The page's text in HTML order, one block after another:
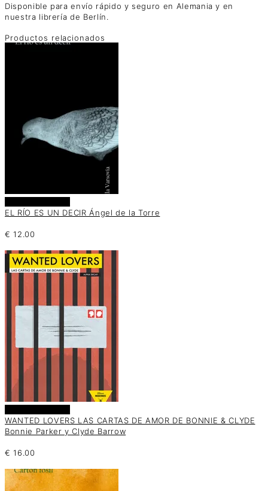
Disponible para envío rápido y seguro en Alemania y en
nuestra librería de Berlín.
Productos relacionados
EL RÍO ES UN DECIR Ángel de la Torre
€ 12.00
WANTED LOVERS LAS CARTAS DE AMOR DE BONNIE & CLYDE
Bonnie Parker y Clyde Barrow
€ 16.00